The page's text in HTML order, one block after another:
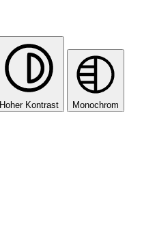
Hoher Kontrast Monochrom